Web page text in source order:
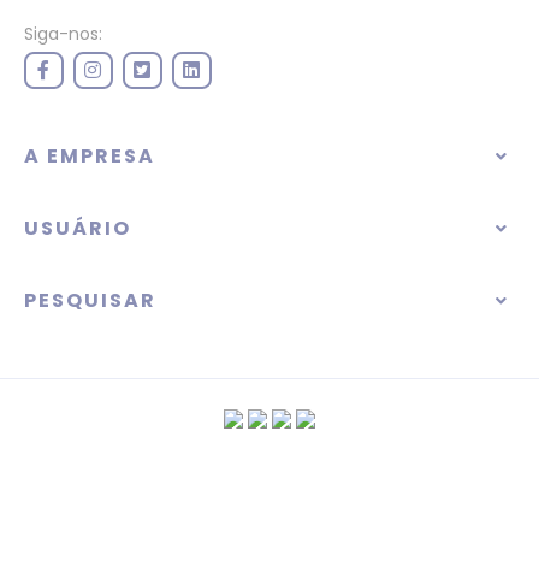
Siga-nos:
A EMPRESA
USUÁRIO
PESQUISAR